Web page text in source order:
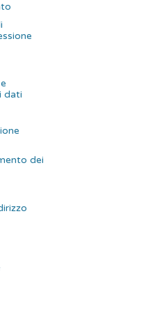
dati
dei